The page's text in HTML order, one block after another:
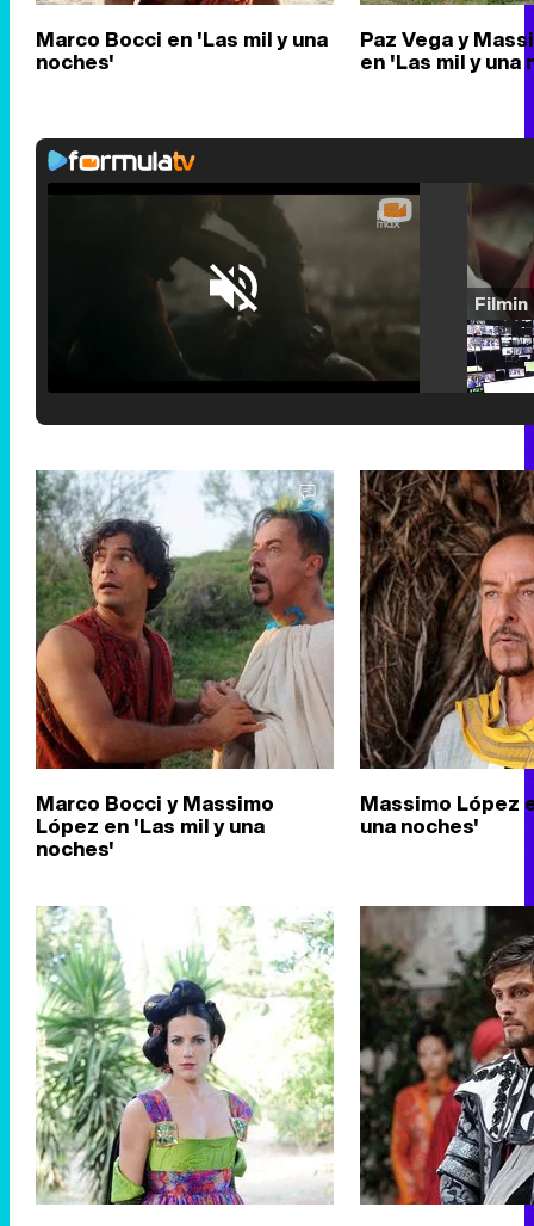
Marco Bocci en 'Las mil y una
noches'
Paz Vega y
en 'Las mil y una
Marco Bocci y Massimo
López en 'Las mil y una
noches'
Massimo López
una noches'